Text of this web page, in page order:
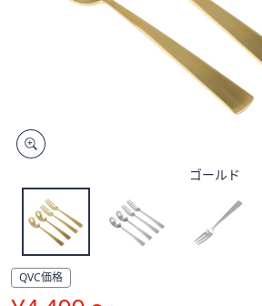
デ
バ
ス
右
に
ス
ゴールド
QVC価格